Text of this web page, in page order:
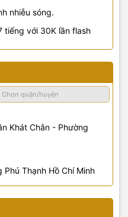
nhiễu sóng.
tiếng với 30K lần flash
Khát Chân - Phường
Phú Thạnh Hồ Chí Minh